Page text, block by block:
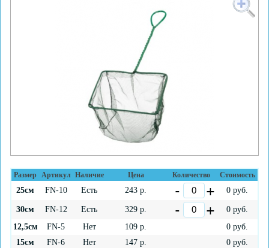
Размер Артикул Наличие Цена Количество Стоимость
25см FN-10 Есть 243 р. 0 руб.
30см FN-12 Есть 329 р. 0 руб.
12,5см
FN-5 Нет 109 р. 0 руб.
15см
FN-6 Нет 147 р. 0 руб.